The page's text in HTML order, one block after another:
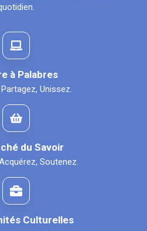
à Palabres
Unissez.
du Savoir
Soutenez.
Culturelles